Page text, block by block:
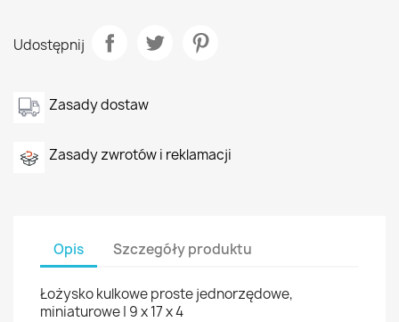
Udostępnij
Zasady dostaw
Zasady zwrotów i reklamacji
Opis Szczegóły produktu
Łożysko kulkowe proste jednorzędowe,
miniaturowe | 9 x 17 x 4